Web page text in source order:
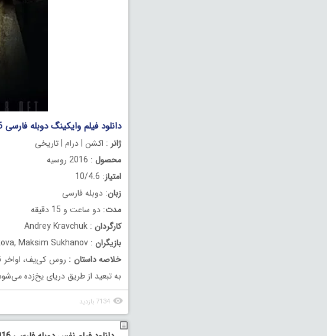
دانلود فیلم وایکینگ دوبله فارسی Viking 2016
ژانر : اکشن | درام | تاریخی
محصول : 2016 روسیه
امتیاز: 10/4.6
زبان: دوبله فارسی
مدت: دو ساعت و 15 دقیقه
کارگردان : Andrey Kravchuk
بازیگران : Danila Kozlovsky, Svetlana Khodchenkova, Maksim Sukhanov
خلاصه داستان : روس کی‌یف، اواخر
به تبعید از طریق دریای یخ‌زده
7134 بازدید